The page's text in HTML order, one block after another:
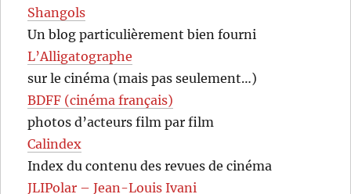
Shangols
Un blog particulièrement bien fourni
L’Alligatographe
sur le cinéma (mais pas seulement…)
BDFF (cinéma français)
photos d’acteurs film par film
Calindex
Index du contenu des revues de cinéma
JLIPolar – Jean-Louis Ivani